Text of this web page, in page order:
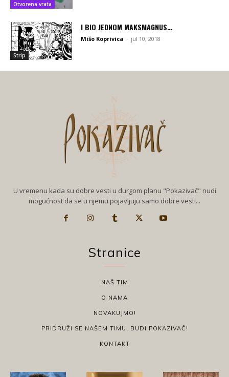
Otvorena vrata
Strip
I BIO JEDNOM MAKSMAGNUS…
Mišo Koprivica - jul 10, 2018
U vremenu kada su dobre vesti u durgom planu "Pokazivač" nudi
mogućnost da se u njemu pojavljuju samo dobre vesti...
Stranice
NAŠ TIM
O NAMA
NOVAKUJMO!
PRIDRUŽI SE NAŠEM TIMU, BUDI POKAZIVAČ!
KONTAKT